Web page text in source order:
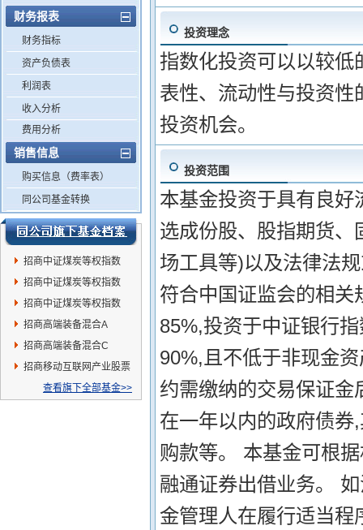
财务报表
财务指标
资产负债表
利润表
收入分析
费用分析
销售信息
购买信息（费率表）
同公司基金转换
招商中证煤炭等权指数
(LOF)A
招商中证煤炭等权指数
(LOF)E
招商中证煤炭等权指数
(LOF)C
招商高端装备混合A
招商高端装备混合C
招商移动互联网产业股票
基金A查看旗下全部基金>>
投资理念
指数化投资可以以较
表性、流动性与投资
投资机会。
投资范围
本基金投资于具有良
选成份股、股指期货
场工具等)以及法律法
符合中国证监会的相
85%,投资于中证银行
90%,且不低于非现金
约需缴纳的交易保证
在一年以内的政府债
购款等。 本基金可根
融通证券出借业务。
金管理人在履行适当